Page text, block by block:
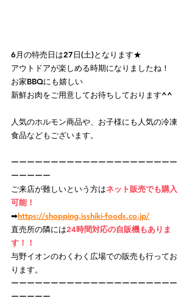
6月の特売日は27日(土)となります★
アウトドアが楽しめる時期になりましたね！
お家BBQにも嬉しい
新鮮お肉をご用意してお待ちしております^^
人気のホルモン商品や、お子様にも人気の冷凍
食品などもございます。
ーーーーーーーーーーーーーーーーーーーーー
ーーーーー
ご来店が難しいという方はネット販売でも購入
可能！
➡https://shopping.isshiki-foods.co.jp/
直売所の隣には24時間対応の自販機もありま
す！！
与野イオンのわくわく広場での販売も行ってお
ります。
ーーーーーーーーーーーーーーーーーーーーー
ーーーーー